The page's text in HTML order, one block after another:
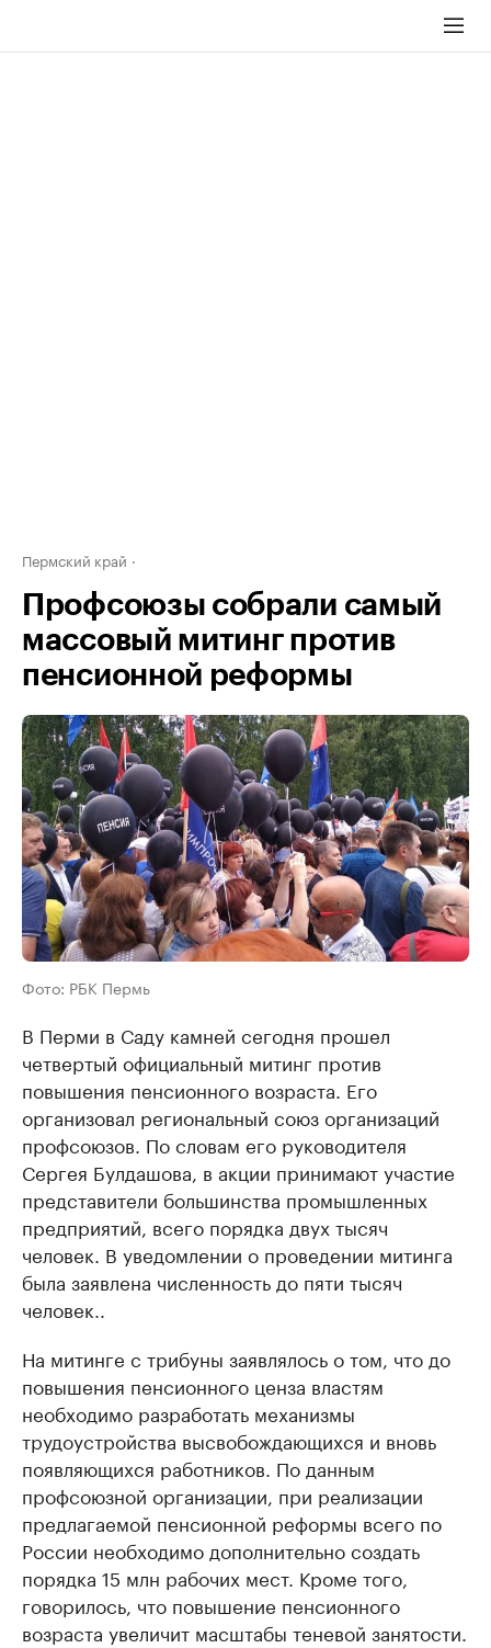
Пермский край
Профсоюзы собрали самый
массовый митинг против
пенсионной реформы
Фото: РБК Пермь
В Перми в Саду камней сегодня прошел
четвертый официальный митинг против
повышения пенсионного возраста. Его
организовал региональный союз организаций
профсоюзов. По словам его руководителя
Сергея Булдашова, в акции принимают участие
представители большинства промышленных
предприятий, всего порядка двух тысяч
человек. В уведомлении о проведении митинга
была заявлена численность до пяти тысяч
человек..
На митинге с трибуны заявлялось о том, что до
повышения пенсионного ценза властям
необходимо разработать механизмы
трудоустройства высвобождающихся и вновь
появляющихся работников. По данным
профсоюзной организации, при реализации
предлагаемой пенсионной реформы всего по
России необходимо дополнительно создать
порядка 15 млн рабочих мест. Кроме того,
говорилось, что повышение пенсионного
возраста увеличит масштабы теневой занятости.